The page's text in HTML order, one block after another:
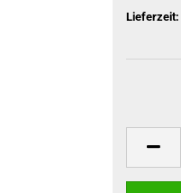
Lieferzeit: